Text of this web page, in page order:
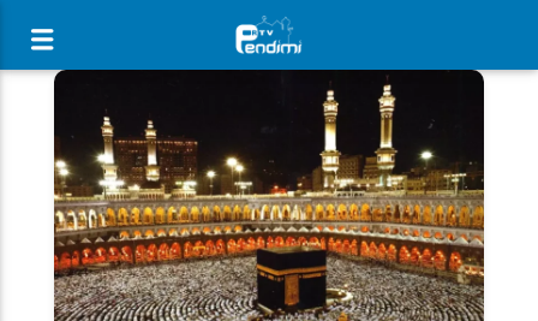
[There are no radio stations in the database]